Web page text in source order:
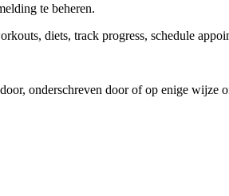
te beheren.
diets, track progress, schedule
onderschreven door of op enige